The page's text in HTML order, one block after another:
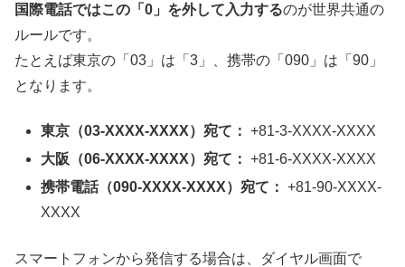
国際電話ではこの「0」を外して入力するのが世界共通の
ルールです。
たとえば東京の「03」は「3」、携帯の「090」は「90」
となります。
東京（03-XXXX-XXXX）宛て： +81-3-XXXX-XXXX
大阪（06-XXXX-XXXX）宛て： +81-6-XXXX-XXXX
携帯電話（090-XXXX-XXXX）宛て： +81-90-XXXX-
XXXX
スマートフォンから発信する場合は、ダイヤル画面で